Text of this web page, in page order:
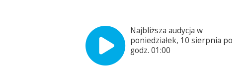
Najbliższa audycja w
poniedziałek, 10 sierpnia po
godz. 01:00